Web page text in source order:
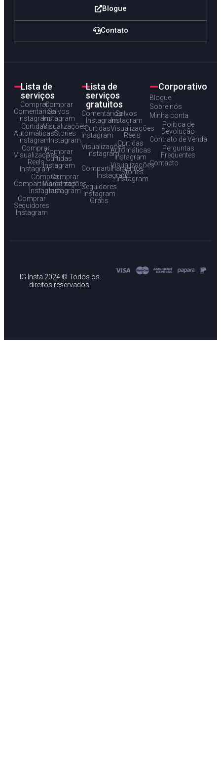
Blogue
Contato
Lista de
serviços
Comprar
Comentários
Instagram
Comprar
Salvos
Instagram
Curtidas
Automáticas
Instagram
Visualizações
Stories
Instagram
Comprar
Visualizações
Reels
Instagram
Comprar
Curtidas
Instagram
Comprar
Compartilhamentos
Instagram
Comprar
Visualizações
Instagram
Comprar
Seguidores
Instagram
Lista de
serviços
gratuitos
Comentários
Instagram
Salvos
Instagram
Curtidas
Instagram
Visualizações
Reels
Visualizações
Instagram
Curtidas
Automáticas
Instagram
Compartilhamentos
Instagram
Visualizações
Stories
Instagram
Seguidores
Instagram
Grátis
Corporativo
Blogue
Sobre nós
Minha conta
Política de
Devolução
Contrato de Venda
Perguntas
Frequentes
Contacto
IG Insta 2024 © Todos os
direitos reservados.